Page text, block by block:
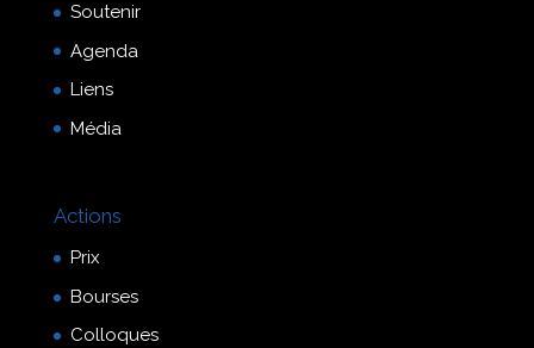
Soutenir
Agenda
Liens
Média
Actions
Prix
Bourses
Colloques